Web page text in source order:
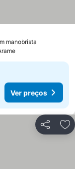
manobrista
Ver preços
Partilhar